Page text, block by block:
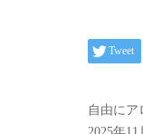
Tweet
自由にア